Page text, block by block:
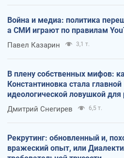
Война и медиа: политика
а СМИ играют по правилам
Павел Казарин 3,1 т.
В плену собственных мифов:
Константиновка стала главной
идеологической ловушкой для
оккупантов
Дмитрий Снегирев 6,5 т.
Рекрутинг: обновленный и,
вражеский опыт, или